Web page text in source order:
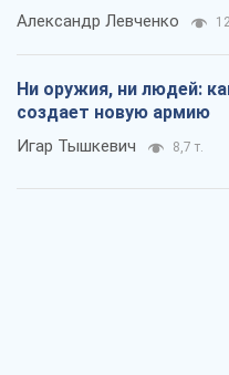
Александр Левченко
Ни оружия, ни людей:
создает новую армию
Игар Тышкевич 8,7 т.